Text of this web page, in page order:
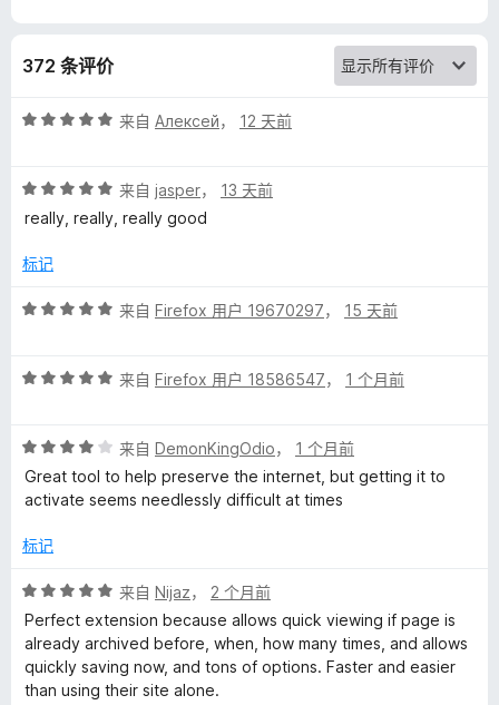
c
h
i
n
评
价
5
372 条评价
评
/
5
来自 Алексей， 12 天前
评
分
/
来自 jasper， 13 天前
really, really, really good
标记
评
/
来自 Firefox 用户 19670297， 15 天前
评
/
5
来自 Firefox 用户 18586547， 1 个月前
评
分
4
5
来自 DemonKingOdio， 1 个月前
Great tool to help preserve the internet, but getting it to
activate seems needlessly difficult at times
标记
评
分
5
/
5
来自 Nijaz， 2 个月前
Perfect extension because allows quick viewing if page is
already archived before, when, how many times, and allows
quickly saving now, and tons of options. Faster and easier
than using their site alone.